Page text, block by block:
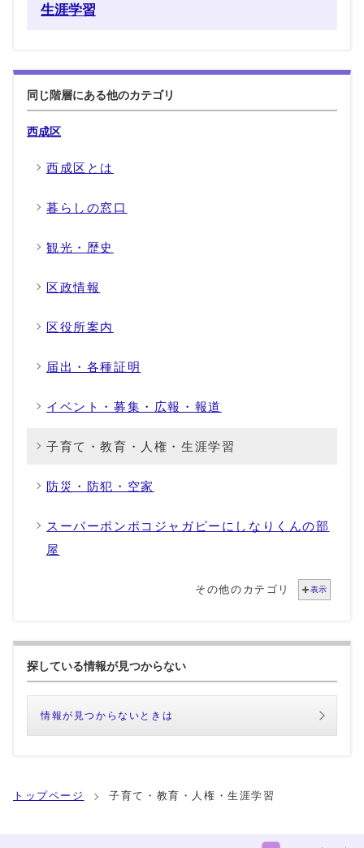
生涯学習
同じ階層にある他のカテゴリ
西成区
西成区とは
暮らしの窓口
観光・歴史
区政情報
区役所案内
届出・各種証明
イベント・募集・広報・報道
子育て・教育・人権・生涯学習
防災・防犯・空家
スーパーポンポコジャガピーにしなりくんの部
屋
その他のカテゴリ 表示
探している情報が見つからない
情報が見つからないときは
トップページ 子育て・教育・人権・生涯学習